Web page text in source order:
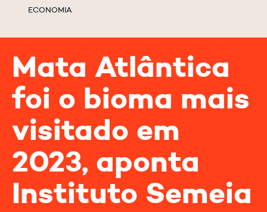
ECONOMIA
Mata Atlântica
foi o bioma mais
visitado em
2023, aponta
Instituto Semeia